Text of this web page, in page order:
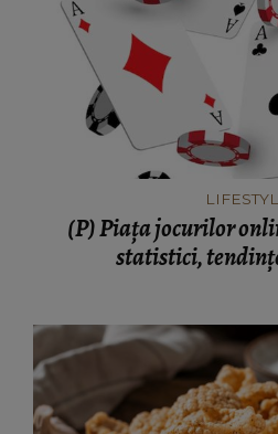
(P) Piața jocurilor
statistici,